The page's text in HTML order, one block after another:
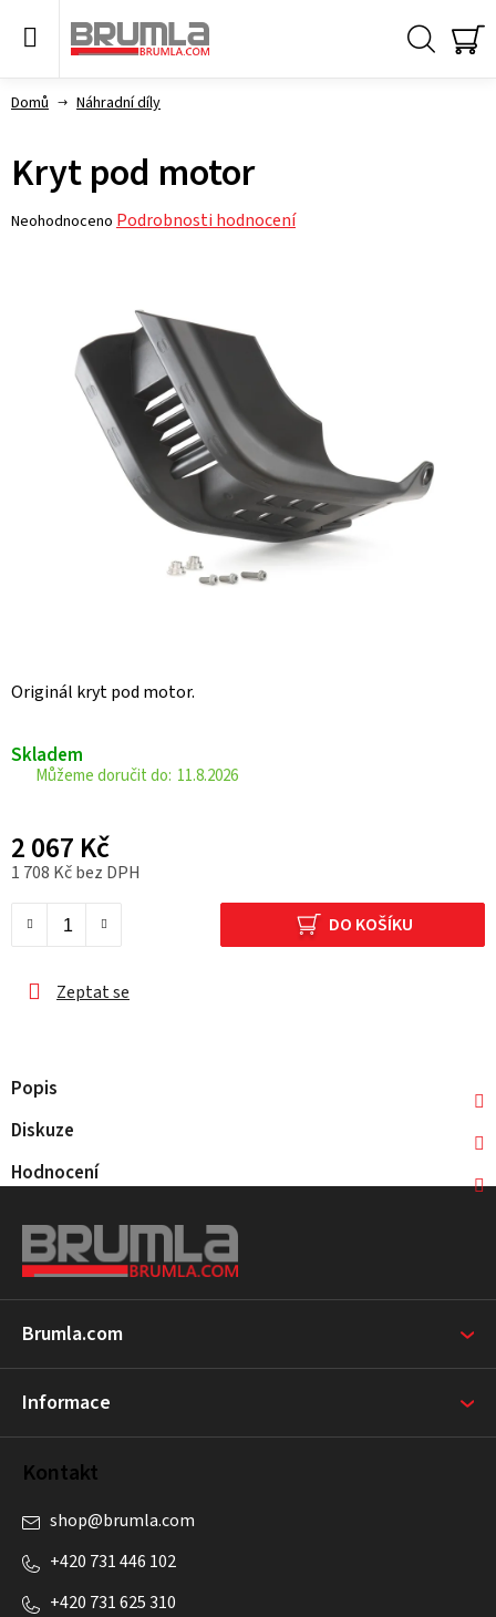
Domů Náhradní díly
Originál kryt pod motor.
Skladem
11.8.2026
2 067 Kč
1 708 Kč bez DPH
DO KOŠÍKU
Zeptat se
Kryt pod motor
Průměrné
hvězdiček.
Neohodnoceno Podrobnosti hodnocení
Popis
Diskuze
Hodnocení
a
í
Brumla.com
Informace
Kontakt
shop@brumla.com
+420 731 446 102
+420 731 625 310